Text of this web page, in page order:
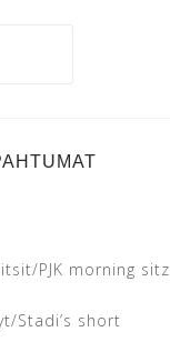
PJK morning sitz
Stadi’s short